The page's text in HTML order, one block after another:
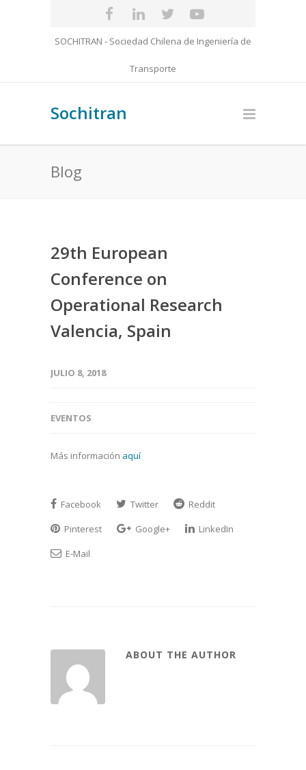
SOCHITRAN - Sociedad Chilena de Ingeniería de
Transporte
Sochitran
Blog
29th European
Conference on
Operational Research
Valencia, Spain
JULIO 8, 2018
EVENTOS
Más información aquí
Facebook Twitter
Reddit
Pinterest
Google+
LinkedIn
E-Mail
ABOUT THE AUTHOR